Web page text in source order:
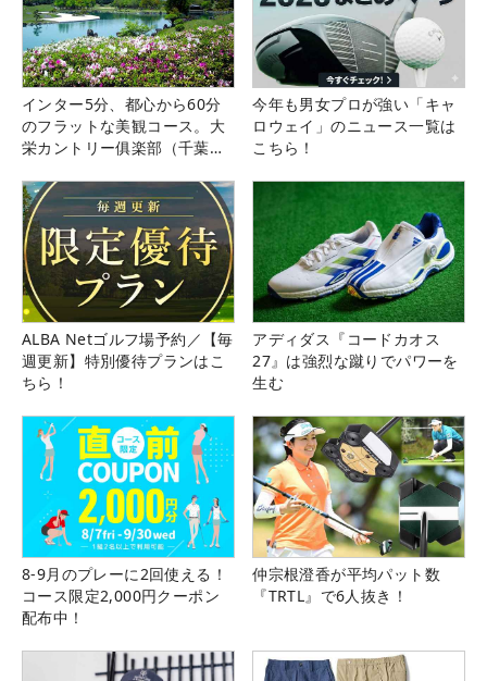
インター5分、都心から60分
のフラットな美観コース。大
栄カントリー俱楽部（千葉
今年も男女プロが強い「キャ
ロウェイ」のニュース一覧は
こちら！
ALBA Netゴルフ場予約／【毎
週更新】特別優待プランはこ
ちら！
アディダス『コードカオス
27』は強烈な蹴りでパワーを
生む
8-9月のプレーに2回使える！
コース限定2,000円クーポン
配布中！
仲宗根澄香が平均パット数
『TRTL』で6人抜き！